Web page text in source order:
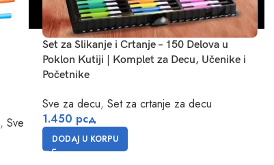
, Sve
Set za Slikanje i Crtanje – 150 Delova u
Poklon Kutiji | Komplet za Decu, Učenike i
Početnike
Sve za decu, Set za crtanje za decu
1.450 рсд
DODAJ U KORPU